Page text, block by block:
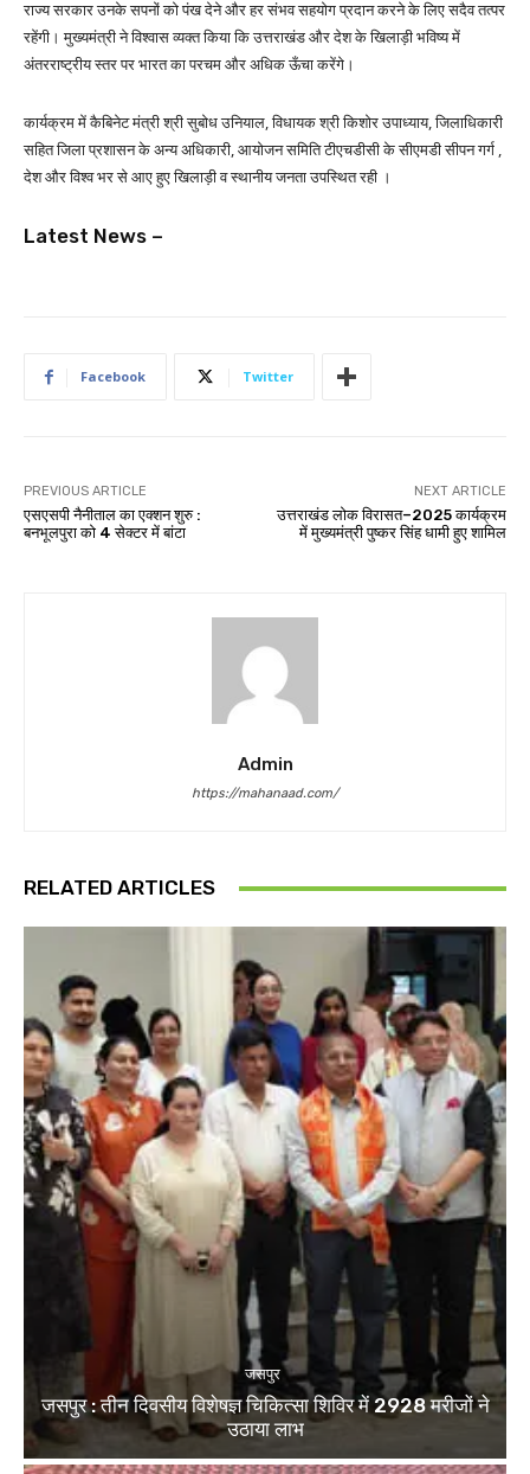
राज्य सरकार उनके सपनों को पंख देने और हर संभव सहयोग प्रदान करने के लिए सदैव तत्पर
रहेंगी। मुख्यमंत्री ने विश्वास व्यक्त किया कि उत्तराखंड और देश के खिलाड़ी भविष्य में
अंतरराष्ट्रीय स्तर पर भारत का परचम और अधिक ऊँचा करेंगे।
कार्यक्रम में कैबिनेट मंत्री श्री सुबोध उनियाल, विधायक श्री किशोर उपाध्याय, जिलाधिकारी
सहित जिला प्रशासन के अन्य अधिकारी, आयोजन समिति टीएचडीसी के सीएमडी सीपन गर्ग ,
देश और विश्व भर से आए हुए खिलाड़ी व स्थानीय जनता उपस्थित रही ।
Latest News –
Facebook Twitter
PREVIOUS ARTICLE
एसएसपी नैनीताल का एक्शन शुरु :
बनभूलपुरा को 4 सेक्टर में बांटा
NEXT ARTICLE
उत्तराखंड लोक विरासत–2025 कार्यक्रम
में मुख्यमंत्री पुष्कर सिंह धामी हुए शामिल
Admin
https://mahanaad.com/
RELATED ARTICLES
जसपुर
जसपुर : तीन दिवसीय विशेषज्ञ चिकित्सा शिविर में 2928 मरीजों ने
उठाया लाभ